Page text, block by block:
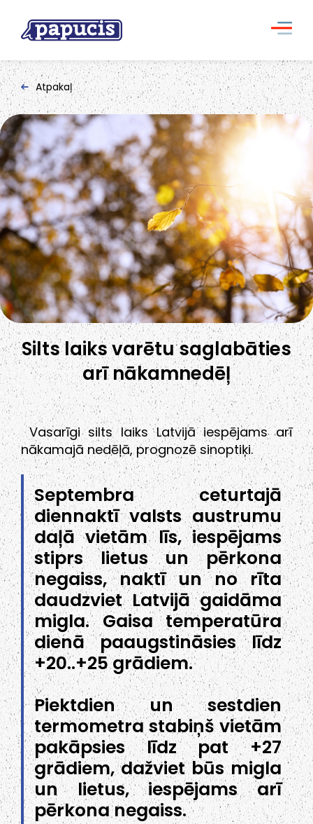
Atpakaļ
Silts laiks varētu saglabāties
arī nākamnedēļ
Vasarīgi silts laiks Latvijā iespējams arī
nākamajā nedēļā, prognozē sinoptiķi.
Septembra ceturtajā
diennaktī valsts austrumu
daļā vietām līs, iespējams
stiprs lietus un pērkona
negaiss, naktī un no rīta
daudzviet Latvijā gaidāma
migla. Gaisa temperatūra
dienā paaugstināsies līdz
+20..+25 grādiem.
Piektdien un sestdien
termometra stabiņš vietām
pakāpsies līdz pat +27
grādiem, dažviet būs migla
un lietus, iespējams arī
pērkona negaiss.